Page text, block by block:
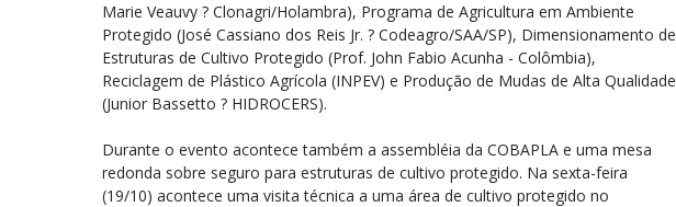
Marie Veauvy ? Clonagri/Holambra), Programa de Agricultura em Ambiente
Protegido (José Cassiano dos Reis Jr. ? Codeagro/SAA/SP), Dimensionamento de
Estruturas de Cultivo Protegido (Prof. John Fabio Acunha - Colômbia),
Reciclagem de Plástico Agrícola (INPEV) e Produção de Mudas de Alta Qualidade
(Junior Bassetto ? HIDROCERS).
Durante o evento acontece também a assembléia da COBAPLA e uma mesa
redonda sobre seguro para estruturas de cultivo protegido. Na sexta-feira
(19/10) acontece uma visita técnica a uma área de cultivo protegido no